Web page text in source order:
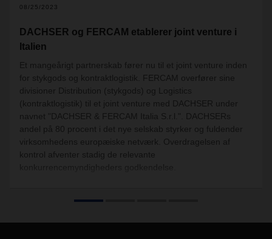
08/25/2023
DACHSER og FERCAM etablerer joint venture i
Italien
Et mangeårigt partnerskab fører nu til et joint venture inden
for stykgods og kontraktlogistik. FERCAM overfører sine
divisioner Distribution (stykgods) og Logistics
(kontraktlogistik) til et joint venture med DACHSER under
navnet "DACHSER & FERCAM Italia S.r.l.". DACHSERs
andel på 80 procent i det nye selskab styrker og fuldender
virksomhedens europæiske netværk. Overdragelsen af
kontrol afventer stadig de relevante